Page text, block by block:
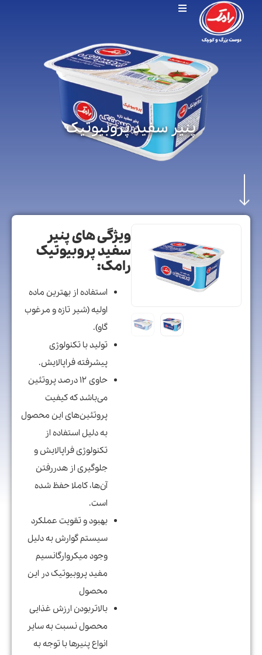
پنیر سفید پروبیوتیک
ویژگی های پنیر
سفید پروبیوتیک
رامک:
استفاده از بهترین ماده
اولیه (شیر تازه و مرغوب
گاو).
تولید با تکنولوژی
پیشرفته فراپالایش.
حاوی ۱۲ درصد پروتئین
می‌باشد که کیفیت
پروتئین‌های این محصول
به دلیل استفاده از
تکنولوژی فراپالایش و
جلوگیری از هدررفتن
آن‌ها، کاملا حفظ شده
است.
بهبود و تقویت عملکرد
سیستم گوارش به دلیل
وجود میکروارگانسیم
مفید پروبیوتیک در این
محصول
بالاتربودن ارزش غذایی
محصول نسبت به سایر
انواع پنیرها با توجه به